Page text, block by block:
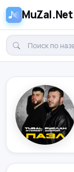
MuZal.Net